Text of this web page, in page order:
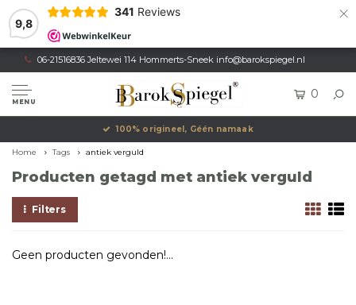
9,8
341 Reviews ×
06-21516836 Jeltewei 114 Hommerts-Sneek info@barokspiegel.nl
MENU
0
100% origineel, Géén namaak
Home Tags antiek verguld
Producten getagd met antiek verguld
Filters
Geen producten gevonden!...